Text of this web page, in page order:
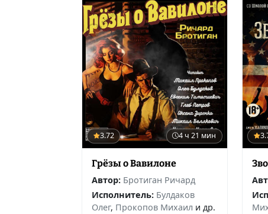
3.72 4 ч 21 мин
Грёзы о Вавилоне
Автор: Бротиган Ричард
Исполнитель: Булдаков
Олег, Прокопов Михаил и др.